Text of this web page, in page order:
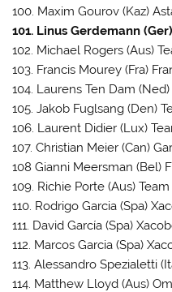
100. Maxim Gourov (Kaz)
101. Linus Gerdemann
102. Michael Rogers (Aus)
103. Francis Mourey (Fra)
104. Laurens Ten Dam
105. Jakob Fuglsang (Den)
106. Laurent Didier (Lux)
107. Christian Meier (Can)
108 Gianni Meersman (Bel)
109. Richie Porte (Aus)
110. Rodrigo Garcia (Spa)
111. David García (Spa)
112. Marcos Garcia (Spa)
113. Alessandro Spezialetti
114. Matthew Lloyd (Aus)